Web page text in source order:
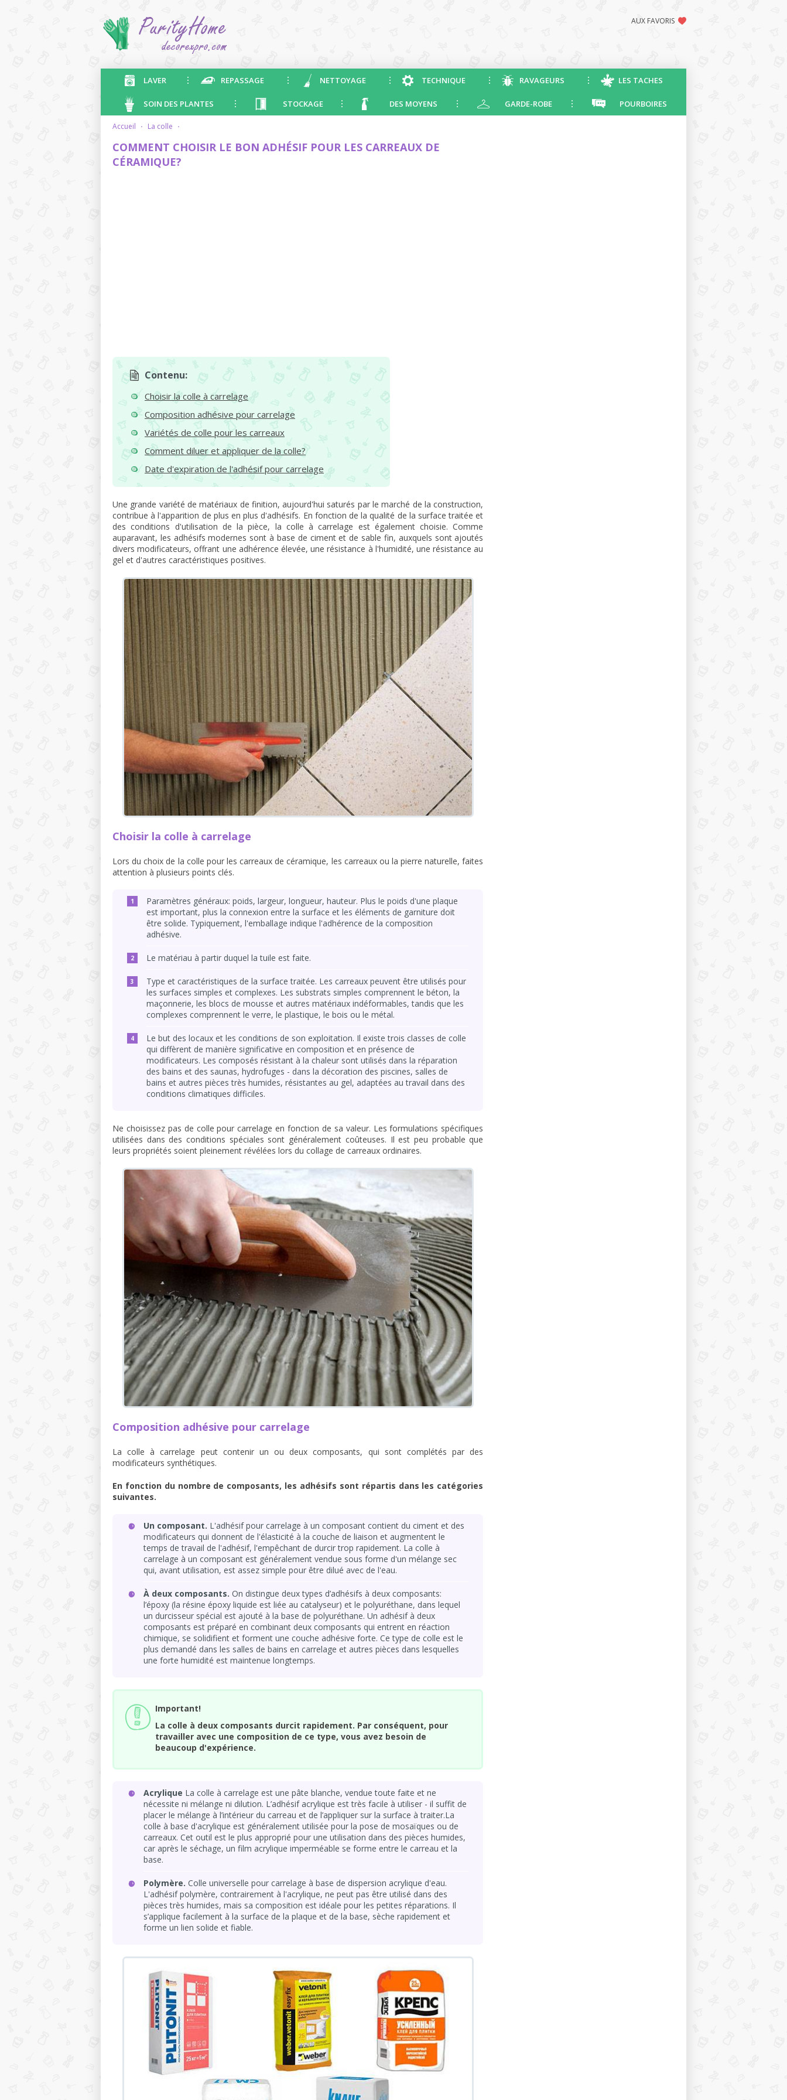
AUX FAVORIS
LAVER REPASSAGE NETTOYAGE TECHNIQUE RAVAGEURS LES TACHES
SOIN DES PLANTES STOCKAGE DES MOYENS GARDE-ROBE POURBOIRES
accueil · la colle ·
COMMENT CHOISIR LE BON ADHÉSIF POUR LES CARREAUX DE
CÉRAMIQUE?
Contenu:
Choisir la colle à carrelage
Composition adhésive pour carrelage
Variétés de colle pour les carreaux
Comment diluer et appliquer de la colle?
Date d'expiration de l'adhésif pour carrelage
Une grande variété de matériaux de finition, aujourd'hui saturés par le marché de la construction,
contribue à l'apparition de plus en plus d'adhésifs. En fonction de la qualité de la surface traitée et
des conditions d'utilisation de la pièce, la colle à carrelage est également choisie. Comme
auparavant, les adhésifs modernes sont à base de ciment et de sable fin, auxquels sont ajoutés
divers modificateurs, offrant une adhérence élevée, une résistance à l'humidité, une résistance au
gel et d'autres caractéristiques positives.
Choisir la colle à carrelage
Lors du choix de la colle pour les carreaux de céramique, les carreaux ou la pierre naturelle, faites
attention à plusieurs points clés.
Paramètres généraux: poids, largeur, longueur, hauteur. Plus le poids d'une plaque
est important, plus la connexion entre la surface et les éléments de garniture doit
être solide. Typiquement, l'emballage indique l'adhérence de la composition
adhésive.
Le matériau à partir duquel la tuile est faite.
Type et caractéristiques de la surface traitée. Les carreaux peuvent être utilisés pour
les surfaces simples et complexes. Les substrats simples comprennent le béton, la
maçonnerie, les blocs de mousse et autres matériaux indéformables, tandis que les
complexes comprennent le verre, le plastique, le bois ou le métal.
Le but des locaux et les conditions de son exploitation. Il existe trois classes de colle
qui diffèrent de manière significative en composition et en présence de
modificateurs. Les composés résistant à la chaleur sont utilisés dans la réparation
des bains et des saunas, hydrofuges - dans la décoration des piscines, salles de
bains et autres pièces très humides, résistantes au gel, adaptées au travail dans des
conditions climatiques difficiles.
Ne choisissez pas de colle pour carrelage en fonction de sa valeur. Les formulations spécifiques
utilisées dans des conditions spéciales sont généralement coûteuses. Il est peu probable que
leurs propriétés soient pleinement révélées lors du collage de carreaux ordinaires.
Composition adhésive pour carrelage
La colle à carrelage peut contenir un ou deux composants, qui sont complétés par des
modificateurs synthétiques.
En fonction du nombre de composants, les adhésifs sont répartis dans les catégories
suivantes.
Un composant. L'adhésif pour carrelage à un composant contient du ciment et des
modificateurs qui donnent de l'élasticité à la couche de liaison et augmentent le
temps de travail de l'adhésif, l'empêchant de durcir trop rapidement. La colle à
carrelage à un composant est généralement vendue sous forme d'un mélange sec
qui, avant utilisation, est assez simple pour être dilué avec de l'eau.
À deux composants. On distingue deux types d’adhésifs à deux composants:
l’époxy (la résine époxy liquide est liée au catalyseur) et le polyuréthane, dans lequel
un durcisseur spécial est ajouté à la base de polyuréthane. Un adhésif à deux
composants est préparé en combinant deux composants qui entrent en réaction
chimique, se solidifient et forment une couche adhésive forte. Ce type de colle est le
plus demandé dans les salles de bains en carrelage et autres pièces dans lesquelles
une forte humidité est maintenue longtemps.
Important!
La colle à deux composants durcit rapidement. Par conséquent, pour
travailler avec une composition de ce type, vous avez besoin de
beaucoup d'expérience.
Acrylique La colle à carrelage est une pâte blanche, vendue toute faite et ne
nécessite ni mélange ni dilution. L’adhésif acrylique est très facile à utiliser - il suffit de
placer le mélange à l’intérieur du carreau et de l’appliquer sur la surface à traiter.La
colle à base d'acrylique est généralement utilisée pour la pose de mosaïques ou de
carreaux. Cet outil est le plus approprié pour une utilisation dans des pièces humides,
car après le séchage, un film acrylique imperméable se forme entre le carreau et la
base.
Polymère. Colle universelle pour carrelage à base de dispersion acrylique d'eau.
L'adhésif polymère, contrairement à l'acrylique, ne peut pas être utilisé dans des
pièces très humides, mais sa composition est idéale pour les petites réparations. Il
s’applique facilement à la surface de la plaque et de la base, sèche rapidement et
forme un lien solide et fiable.